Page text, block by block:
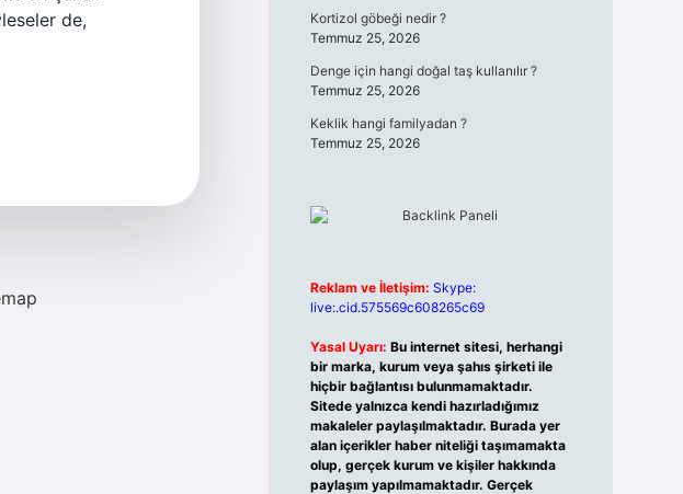
de,
Kortizol göbeği nedir ?
Temmuz 25, 2026
Denge için hangi doğal taş kullanılır ?
Temmuz 25, 2026
Keklik hangi familyadan ?
Temmuz 25, 2026
Reklam ve İletişim: Skype:
live:.cid.575569c608265c69
Yasal Uyarı: Bu internet sitesi, herhangi
bir marka, kurum veya şahıs şirketi ile
hiçbir bağlantısı bulunmamaktadır.
Sitede yalnızca kendi hazırladığımız
makaleler paylaşılmaktadır. Burada yer
alan içerikler haber niteliği taşımamakta
olup, gerçek kurum ve kişiler hakkında
paylaşım yapılmamaktadır. Gerçek